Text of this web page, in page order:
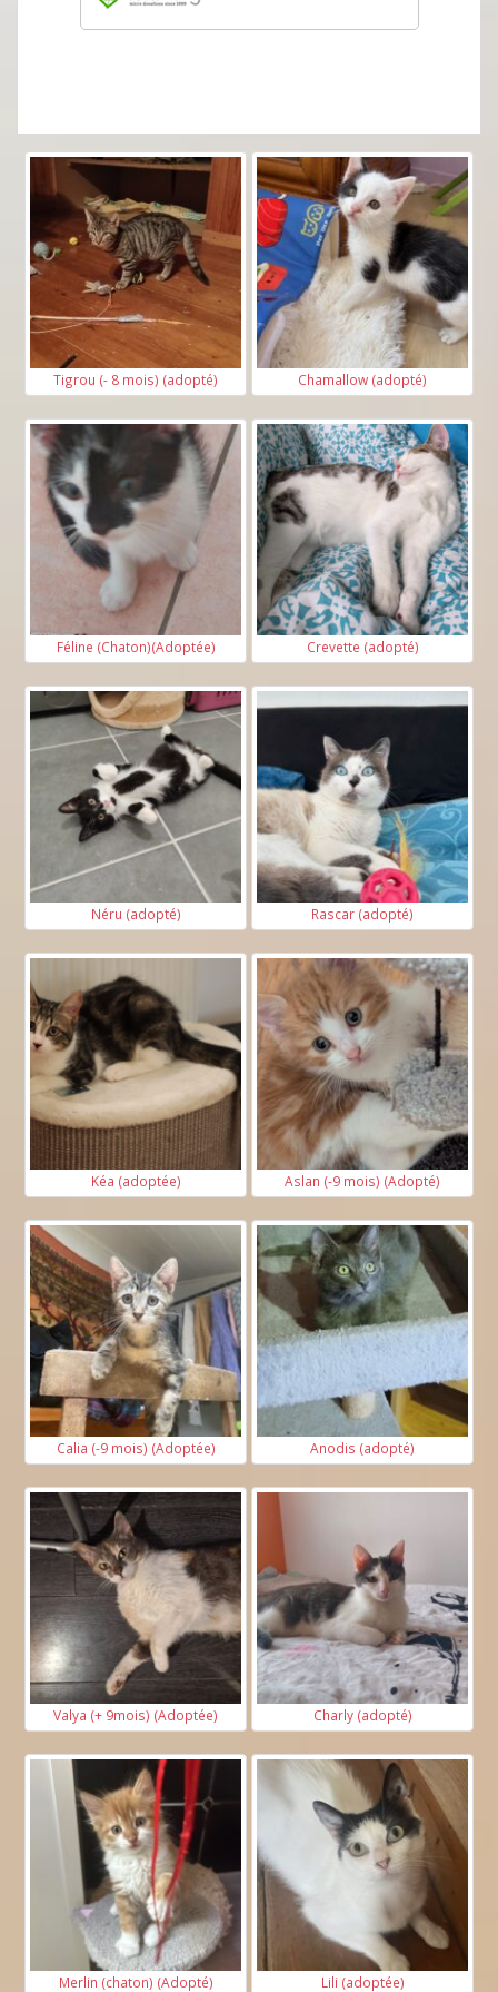
Tigrou (- 8 mois) (adopté) Chamallow (adopté)
Féline (Chaton)(Adoptée) Crevette (adopté)
Néru (adopté) Rascar (adopté)
Kéa (adoptée) Aslan (-9 mois) (Adopté)
Calia (-9 mois) (Adoptée) Anodis (adopté)
Valya (+ 9mois) (Adoptée) Charly (adopté)
Merlin (chaton) (Adopté) Lili (adoptée)